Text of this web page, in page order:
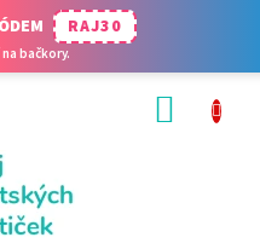
RAJ30
bačkory.